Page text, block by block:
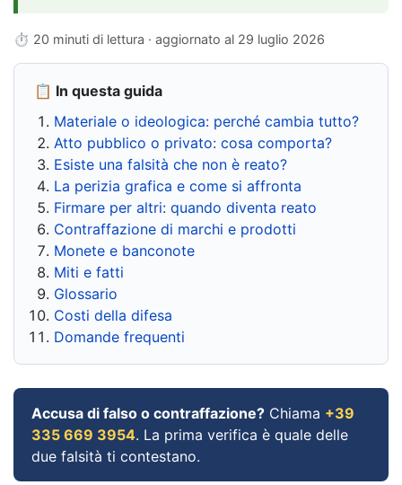
⏱ 20 minuti di lettura · aggiornato al 29 luglio 2026
📋 In questa guida
Materiale o ideologica: perché cambia tutto?
Atto pubblico o privato: cosa comporta?
Esiste una falsità che non è reato?
La perizia grafica e come si affronta
Firmare per altri: quando diventa reato
Contraffazione di marchi e prodotti
Monete e banconote
Miti e fatti
Glossario
Costi della difesa
Domande frequenti
Accusa di falso o contraffazione? Chiama +39
335 669 3954. La prima verifica è quale delle
due falsità ti contestano.